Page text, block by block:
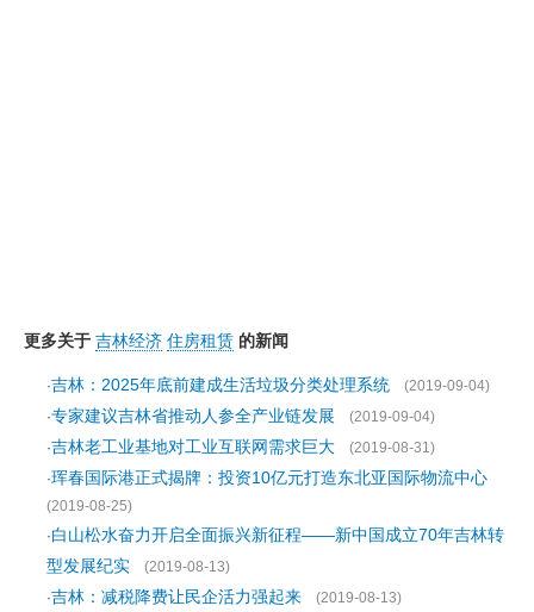
更多关于 吉林经济 住房租赁 的新闻
·吉林：2025年底前建成生活垃圾分类处理系统
(2019-09-04)
·专家建议吉林省推动人参全产业链发展
(2019-09-04)
·吉林老工业基地对工业互联网需求巨大
(2019-08-31)
·珲春国际港正式揭牌：投资10亿元打造东北亚国际物流中心
(2019-08-25)
·白山松水奋力开启全面振兴新征程——新中国成立70年吉林转
型发展纪实
(2019-08-13)
·吉林：减税降费让民企活力强起来 (2019-08-13)